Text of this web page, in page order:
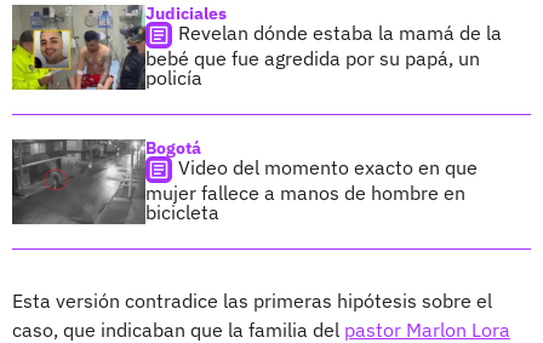
Judiciales
Revelan dónde estaba la mamá de la
bebé que fue agredida por su papá, un
policía
Bogotá
Video del momento exacto en que
mujer fallece a manos de hombre en
bicicleta
Esta versión contradice las primeras hipótesis sobre el
caso, que indicaban que la familia del pastor Marlon Lora